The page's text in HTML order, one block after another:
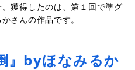
獲得したのは、第１回で準グ
さんの作品です。
』byほなみるか